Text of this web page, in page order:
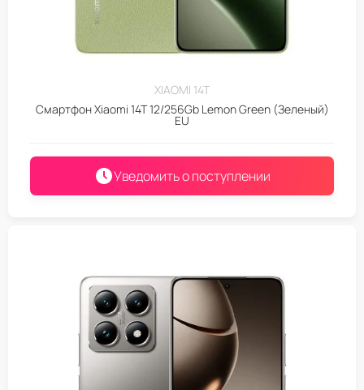
XIAOMI 14T
Смартфон Xiaomi 14T 12/256Gb Lemon Green (Зеленый)
EU
Уведомить о поступлении